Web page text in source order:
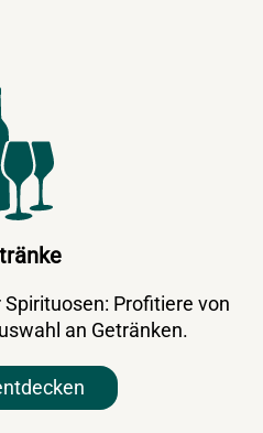
Spirituosen: Profitiere von
an Getränken.